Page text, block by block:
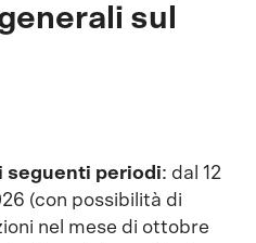
sul
seguenti periodi: dal 12
(con possibilità di
nel mese di ottobre